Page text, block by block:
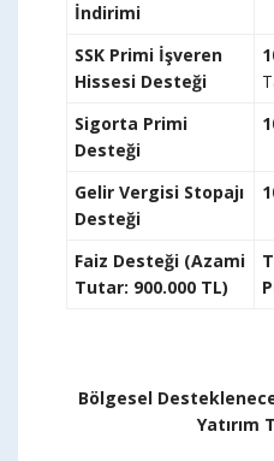
İndirimi
SSK Primi İşveren
Hissesi Desteği
Sigorta Primi
Desteği
Gelir Vergisi Stopajı
Desteği
Faiz Desteği (Azami
Tutar: 900.000 TL)
Bölgesel
Yatırım